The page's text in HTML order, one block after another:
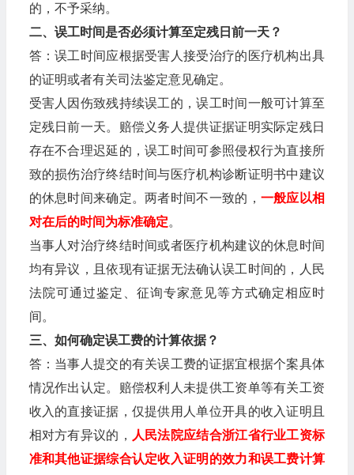
的，不予采纳。
二、误工时间是否必须计算至定残日前一天？
答：误工时间应根据受害人接受治疗的医疗机构出具
的证明或者有关司法鉴定意见确定。
受害人因伤致残持续误工的，误工时间一般可计算至
定残日前一天。赔偿义务人提供证据证明实际定残日
存在不合理迟延的，误工时间可参照侵权行为直接所
致的损伤治疗终结时间与医疗机构诊断证明书中建议
的休息时间来确定。两者时间不一致的， 一般应以相
对在后的时间为标准确定。
当事人对治疗终结时间或者医疗机构建议的休息时间
均有异议，且依现有证据无法确认误工时间的，人民
法院可通过鉴定、征询专家意见等方式确定相应时
间。
三、如何确定误工费的计算依据？
答：当事人提交的有关误工费的证据宜根据个案具体
情况作出认定。赔偿权利人未提供工资单等有关工资
收入的直接证据，仅提供用人单位开具的收入证明且
相对方有异议的， 人民法院应结合浙江省行业工资标
准和其他证据综合认定收入证明的效力和误工费计算